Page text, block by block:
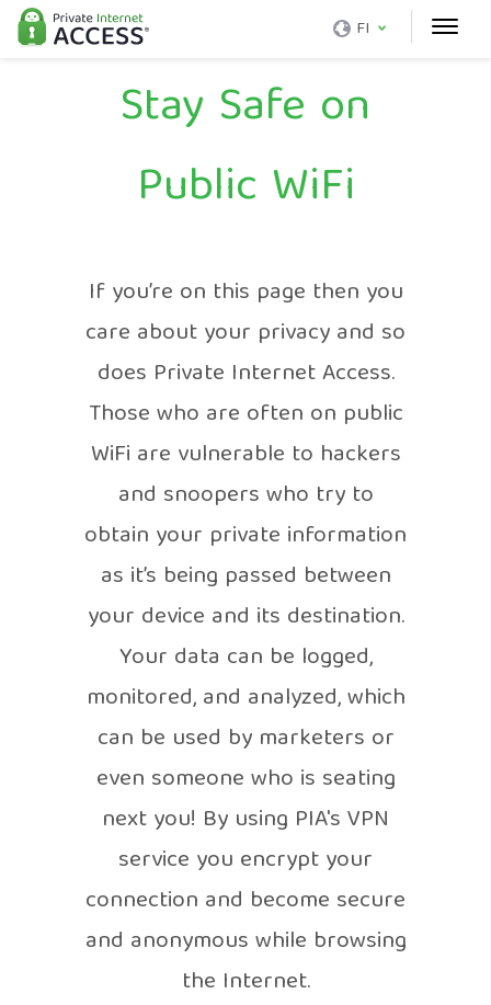
FI
Stay Safe on
Public WiFi
If you’re on this page then you
care about your privacy and so
does Private Internet Access.
Those who are often on public
WiFi are vulnerable to hackers
and snoopers who try to
obtain your private information
as it’s being passed between
your device and its destination.
Your data can be logged,
monitored, and analyzed, which
can be used by marketers or
even someone who is seating
next you! By using PIA's VPN
service you encrypt your
connection and become secure
and anonymous while browsing
the Internet.